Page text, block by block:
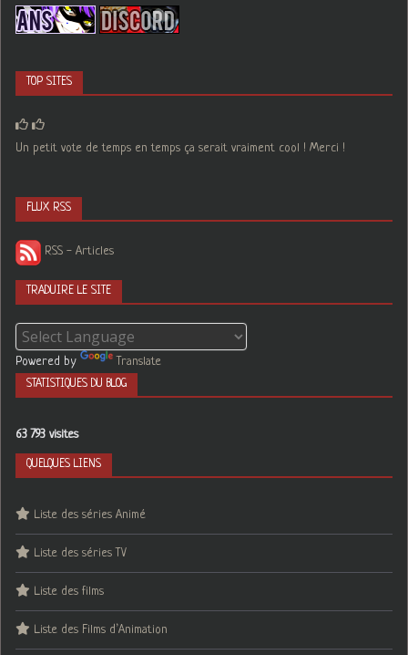
TOP SITES
Un petit vote de temps en temps ça serait vraiment cool ! Merci !
FLUX RSS
RSS - Articles
TRADUIRE LE SITE
Powered by Translate
STATISTIQUES DU BLOG
63 793 visites
QUELQUES LIENS
Liste des séries Animé
Liste des séries TV
Liste des films
Liste des Films d’Animation